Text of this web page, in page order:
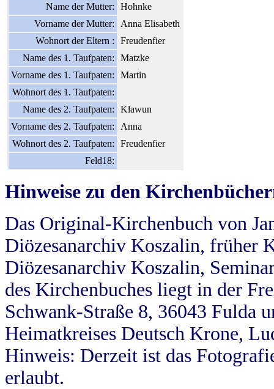
Name der Mutter:
Hohnke
Vorname der Mutter:
Anna Elisabeth
Wohnort der Eltern :
Freudenfier
Name des 1. Taufpaten:
Matzke
Vorname des 1. Taufpaten:
Martin
Wohnort des 1. Taufpaten:
Name des 2. Taufpaten:
Klawun
Vorname des 2. Taufpaten:
Anna
Wohnort des 2. Taufpaten:
Freudenfier
Feld18:
Hinweise zu den
Das Original-Kirchenbuch von
Diözesanarchiv Koszalin, früher
Diözesanarchiv Koszalin,
des Kirchenbuches liegt in der
Schwank-Straße 8, 36043 Fulda
Heimatkreises Deutsch Krone,
Hinweis: Derzeit ist das
erlaubt.